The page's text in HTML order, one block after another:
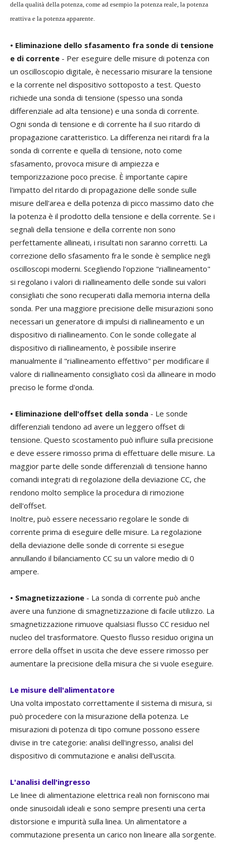
della qualità della potenza, come ad esempio la potenza reale, la potenza
reattiva e la potenza apparente.
• Eliminazione dello sfasamento fra sonde di tensione
e di corrente - Per eseguire delle misure di potenza con
un oscilloscopio digitale, è necessario misurare la tensione
e la corrente nel dispositivo sottoposto a test. Questo
richiede una sonda di tensione (spesso una sonda
differenziale ad alta tensione) e una sonda di corrente.
Ogni sonda di tensione e di corrente ha il suo ritardo di
propagazione caratteristico. La differenza nei ritardi fra la
sonda di corrente e quella di tensione, noto come
sfasamento, provoca misure di ampiezza e
temporizzazione poco precise. È importante capire
l'impatto del ritardo di propagazione delle sonde sulle
misure dell'area e della potenza di picco massimo dato che
la potenza è il prodotto della tensione e della corrente. Se i
segnali della tensione e della corrente non sono
perfettamente allineati, i risultati non saranno corretti. La
correzione dello sfasamento fra le sonde è semplice negli
oscilloscopi moderni. Scegliendo l'opzione "riallineamento"
si regolano i valori di riallineamento delle sonde sui valori
consigliati che sono recuperati dalla memoria interna della
sonda. Per una maggiore precisione delle misurazioni sono
necessari un generatore di impulsi di riallineamento e un
dispositivo di riallineamento. Con le sonde collegate al
dispositivo di riallineamento, è possibile inserire
manualmente il "riallineamento effettivo" per modificare il
valore di riallineamento consigliato così da allineare in modo
preciso le forme d'onda.
• Eliminazione dell'offset della sonda - Le sonde
differenziali tendono ad avere un leggero offset di
tensione. Questo scostamento può influire sulla precisione
e deve essere rimosso prima di effettuare delle misure. La
maggior parte delle sonde differenziali di tensione hanno
comandi integrati di regolazione della deviazione CC, che
rendono molto semplice la procedura di rimozione
dell'offset.
Inoltre, può essere necessario regolare le sonde di
corrente prima di eseguire delle misure. La regolazione
della deviazione delle sonde di corrente si esegue
annullando il bilanciamento CC su un valore medio di 0
ampere.
• Smagnetizzazione - La sonda di corrente può anche
avere una funzione di smagnetizzazione di facile utilizzo. La
smagnetizzazione rimuove qualsiasi flusso CC residuo nel
nucleo del trasformatore. Questo flusso residuo origina un
errore della offset in uscita che deve essere rimosso per
aumentare la precisione della misura che si vuole eseguire.
Le misure dell'alimentatore
Una volta impostato correttamente il sistema di misura, si
può procedere con la misurazione della potenza. Le
misurazioni di potenza di tipo comune possono essere
divise in tre categorie: analisi dell'ingresso, analisi del
dispositivo di commutazione e analisi dell'uscita.
L'analisi dell'ingresso
Le linee di alimentazione elettrica reali non forniscono mai
onde sinusoidali ideali e sono sempre presenti una certa
distorsione e impurità sulla linea. Un alimentatore a
commutazione presenta un carico non lineare alla sorgente.